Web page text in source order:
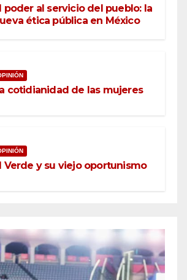
poder al servicio del pueblo: la
ética pública en México
cotidianidad de las mujeres
Verde y su viejo oportunismo